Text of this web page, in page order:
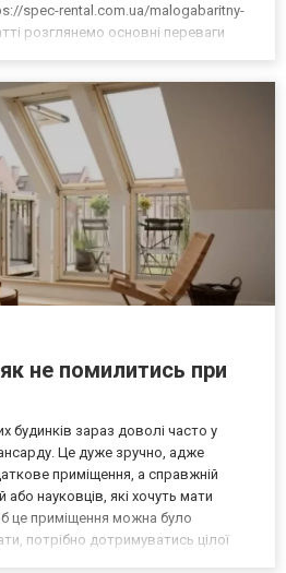
spec-rental.com.ua/malogabaritny-
розглянемо основні переваги
не помилитись при
будинків зараз доволі часто у
Це дуже зручно, адже
приміщення, а справжній
науковців, які хочуть мати
це приміщення можна було
потрібно дотримуватись цілої